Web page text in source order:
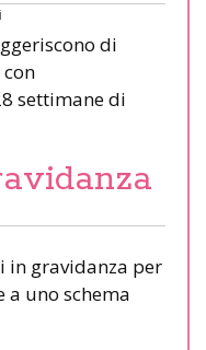
di
settimane di
in gravidanza per
uno schema